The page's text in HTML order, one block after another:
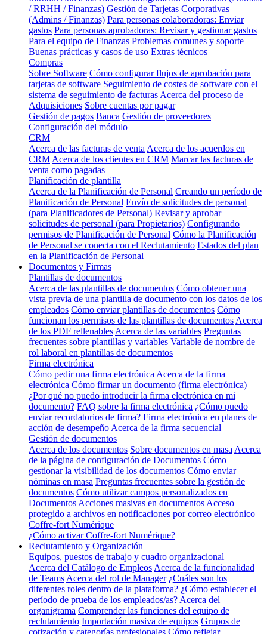
/ RRHH / Finanzas) Gestión de Tarjetas Corporativas
(Admins / Finanzas) Para personas colaboradoras: Enviar
gastos Para personas aprobadoras: Revisar y gestionar gastos
Para el equipo de Finanzas Problemas comunes y soporte
Buenas prácticas y casos de uso Extras técnicos
Compras
Sobre Software Cómo configurar flujos de aprobación para
tarjetas de software Seguimiento de costes de software con el
sistema de seguimiento de facturas Acerca del proceso de
Adquisiciones Sobre cuentas por pagar
Gestión de pagos Banca Gestión de proveedores
Configuración del módulo
CRM
Acerca de las facturas de venta Acerca de los acuerdos en
CRM Acerca de los clientes en CRM Marcar las facturas de
venta como pagadas
Planificación de plantilla
Acerca de la Planificación de Personal Creando un período de
Planificación de Personal Envío de solicitudes de personal
(para Planificadores de Personal) Revisar y aprobar
solicitudes de personal (para Propietarios) Configurando
permisos de Planificación de Personal Cómo la Planificación
de Personal se conecta con el Reclutamiento Estados del plan
en la Planificación de Personal
Documentos y Firmas
Plantillas de documentos
Acerca de las plantillas de documentos Cómo obtener una
vista previa de una plantilla de documento con los datos de los
empleados Cómo enviar plantillas de documentos Cómo
funcionan los permisos de las plantillas de documentos Acerca
de los PDF rellenables Acerca de las variables Preguntas
frecuentes sobre plantillas y variables Variable de nombre de
rol laboral en plantillas de documentos
Firma electrónica
Cómo pedir una firma electrónica Acerca de la firma
electrónica Cómo firmar un documento (firma electrónica)
¿Por qué no puedo introducir la firma electrónica en mi
documento? FAQ sobre la firma electrónica ¿Cómo puedo
enviar recordatorios de firma? Firma electrónica en planes de
acción de desempeño Acerca de la firma secuencial
Gestión de documentos
Acerca de los documentos Sobre documentos en masa Acerca
de la página de configuración de Documentos Cómo
gestionar la visibilidad de los documentos Cómo enviar
nóminas en masa Preguntas frecuentes sobre la gestión de
documentos Cómo utilizar campos personalizados en
Documentos Acciones masivas en documentos Acceso
protegido a archivos en notificaciones por correo electrónico
Coffre-fort Numérique
¿Cómo activar Coffre-fort Numérique?
Reclutamiento y Organización
Equipos, puestos de trabajo y cuadro organizacional
Acerca del Catálogo de Empleos Acerca de la funcionalidad
de Teams Acerca del rol de Manager ¿Cuáles son los
diferentes roles dentro de la plataforma? ¿Cómo establecer el
período de prueba de los empleados/as? Acerca del
organigrama Comprender las funciones del equipo de
reclutamiento Importación masiva de equipos Grupos de
cotización y categorías profesionales Cómo reflejar